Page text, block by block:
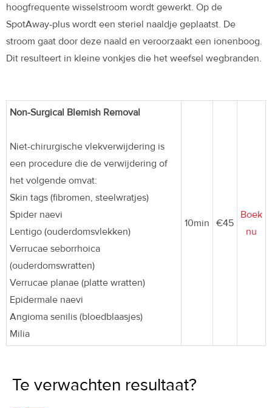
hoogfrequente wisselstroom wordt gewerkt. Op de
SpotAway-plus wordt een steriel naaldje geplaatst. De
stroom gaat door deze naald en veroorzaakt een ionenboog.
Dit resulteert in kleine vonkjes die het weefsel wegbranden.
Non-Surgical Blemish Removal
Niet-chirurgische vlekverwijdering is
een procedure die de verwijdering of
het volgende omvat:
Skin tags (fibromen, steelwratjes)
Spider naevi
Lentigo (ouderdomsvlekken)
Verrucae seborrhoica
(ouderdomswratten)
Verrucae planae (platte wratten)
Epidermale naevi
Angioma senilis (bloedblaasjes)
Milia
10min €45
Boek
nu
Te verwachten resultaat?